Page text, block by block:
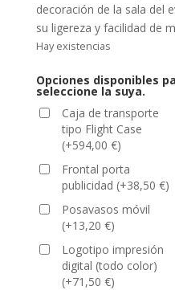
decoración de la sala del
su ligereza y facilidad de
Hay existencias
Opciones disponibles
seleccione la suya.
Caja de transporte
tipo Flight Case
(+594,00 €)
Frontal porta
publicidad (+38,50 €)
Posavasos móvil
(+13,20 €)
Logotipo impresión
digital (todo color)
(+71,50 €)